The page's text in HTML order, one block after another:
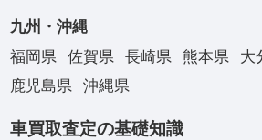
九州・沖縄
福岡県
佐賀県 長崎県 熊本県 大
鹿児島県
沖縄県
車買取査定の基礎知識